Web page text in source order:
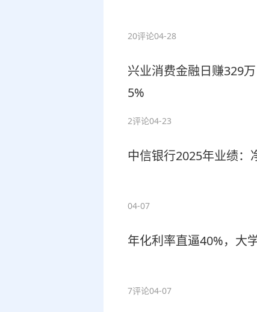
20评论04-28
兴业消费金融日赚329
5%
2评论04-23
中信银行2025年业绩：
04-07
年化利率直逼40%，大
7评论04-07